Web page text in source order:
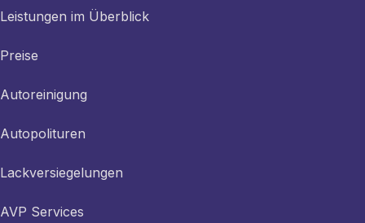
Leistungen im Überblick
Preise
Autoreinigung
Autopolituren
Lackversiegelungen
AVP Services